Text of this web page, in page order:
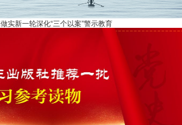
实新一轮深化“三个以案”警示教育